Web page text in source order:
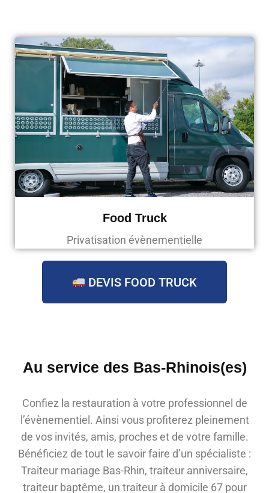
Food Truck
Privatisation évènementielle
DEVIS FOOD TRUCK
Au service des Bas-Rhinois(es)
Confiez la restauration à votre professionnel de
l’évènementiel. Ainsi vous profiterez pleinement
de vos invités, amis, proches et de votre famille.
Bénéficiez de tout le savoir faire d’un spécialiste :
Traiteur mariage Bas-Rhin, traiteur anniversaire,
traiteur baptême, un traiteur à domicile 67 pour